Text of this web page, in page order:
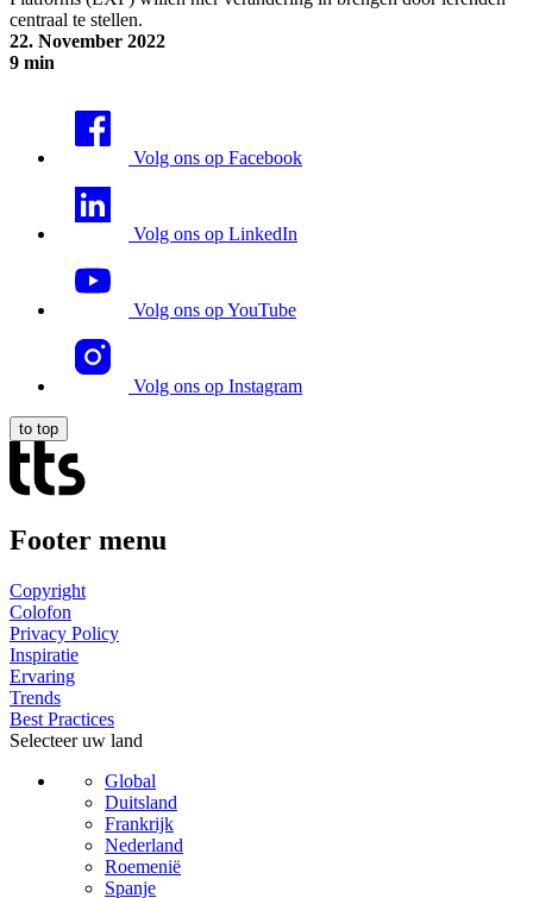
centraal te stellen.
22. November 2022
9 min
Volg ons op Facebook
Volg ons op LinkedIn
Volg ons op YouTube
Volg ons op Instagram
to top
Footer menu
Copyright
Colofon
Privacy Policy
Inspiratie
Ervaring
Trends
Best Practices
Selecteer uw land
Global
Duitsland
Frankrijk
Nederland
Roemenië
Spanje